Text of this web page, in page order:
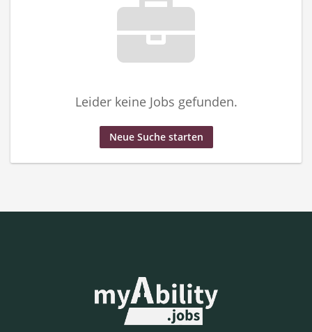
Leider keine Jobs gefunden.
Neue Suche starten